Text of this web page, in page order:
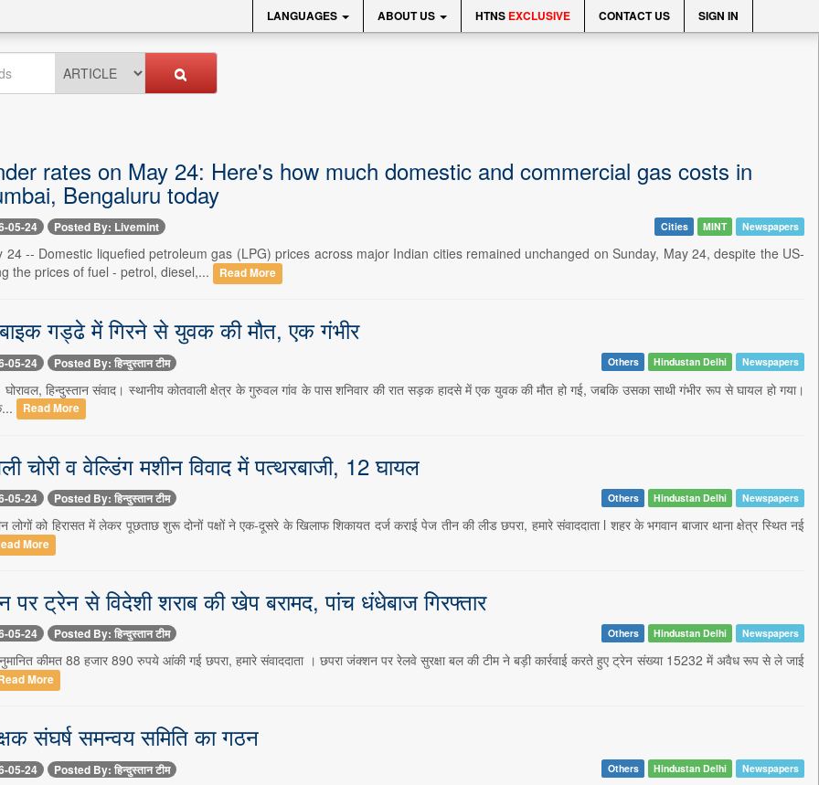
LANGUAGES ABOUT US HTNS EXCLUSIVE CONTACT US SIGN IN
rates on May 24: Here's how much domestic and commercial gas costs in
Bengaluru today
05-24 Posted By: Livemint Cities MINT Newspapers
24 -- Domestic liquefied petroleum gas (LPG) prices across major Indian cities remained unchanged on Sunday, May 24, despite the US-
the prices of fuel - petrol, diesel,...
Read More
गड्ढे में गिरने से युवक की मौत, एक गंभीर
05-24 Posted By: हिन्दुस्तान टीम Others Hindustan Delhi Newspapers
हिन्दुस्तान संवाद। स्थानीय कोतवाली क्षेत्र के गुरुवल गांव के पास शनिवार की रात सड़क हादसे में एक युवक की मौत हो गई, जबकि उसका साथी गंभीर रूप से घायल हो गया।
Read More
चोरी व वेल्डिंग मशीन विवाद में पत्थरबाजी, 12 घायल
05-24 Posted By: हिन्दुस्तान टीम Others Hindustan Delhi Newspapers
लोगों को हिरासत में लेकर पूछताछ शुरू दोनों पक्षों ने एक-दूसरे के खिलाफ शिकायत दर्ज कराई पेज तीन की लीड छपरा, हमारे संवाददाता l शहर के भगवान बाजार थाना क्षेत्र स्थित नई
More
पर ट्रेन से विदेशी शराब की खेप बरामद, पांच धंधेबाज गिरफ्तार
05-24 Posted By: हिन्दुस्तान टीम Others Hindustan Delhi Newspapers
कीमत 88 हजार 890 रुपये आंकी गई छपरा, हमारे संवाददाता । छपरा जंक्शन पर रेलवे सुरक्षा बल की टीम ने बड़ी कार्रवाई करते हुए ट्रेन संख्या 15232 में अवैध रूप से ले जाई
More
संघर्ष समन्वय समिति का गठन
05-24 Posted By: हिन्दुस्तान टीम Others Hindustan Delhi Newspapers